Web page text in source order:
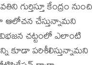
కేంద్రం నుంచి
చేస్తున్నామని
చట్టంలో ఎలాంటి
కూడా పరిశీలిస్తున్నామని